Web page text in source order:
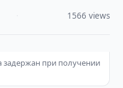
1566 views
задержан при получении